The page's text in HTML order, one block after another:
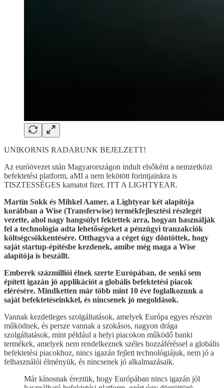
UNIKORNIS RADARUNK BEJELZETT!
Az euróövezet után Magyarországon indult elsőként a nemzetközi
befektetési platform, aMI a nem lekötött forintjainkra is
TISZTESSÉGES kamatot fizet. ITT A LIGHTYEAR.
Martin Sokk és Mihkel Aamer, a Lightyear két alapítója
korábban a Wise (Transferwise) termékfejlesztési részlegét
vezette, ahol nagy hangsúlyt fektettek arra, hogyan használják
fel a technológia adta lehetőségeket a pénzügyi tranzakciók
költségcsökkentésére. Otthagyva a céget úgy döntöttek, hogy
saját startup-építésbe kezdenek, amibe még maga a Wise
alapítója is beszállt.
Emberek százmilliói élnek szerte Európában, de senki sem
épített igazán jó applikációt a globális befektetési piacok
elérésére. Mindketten már több mint 10 éve foglalkozunk a
saját befektetéseinkkel, és nincsenek jó megoldások.
Vannak kezdetleges szolgáltatások, amelyek Európa egyes részein
működnek, és persze vannak a szokásos, nagyon drága
szolgáltatások, mint például a helyi piacokon működő banki
termékek, amelyek nem rendelkeznek széles hozzáféréssel a globális
befektetési piacokhoz, nincs igazán fejlett technológiájuk, nem jó a
felhasználói élményük, és nincsenek jó alkalmazásaik.
Már kínosnak éreztük, hogy Európában nincs igazán jól